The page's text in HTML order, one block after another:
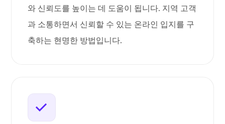
와 신뢰도를 높이는 데 도움이 됩니다. 지역 고객
과 소통하면서 신뢰할 수 있는 온라인 입지를 구
축하는 현명한 방법입니다.